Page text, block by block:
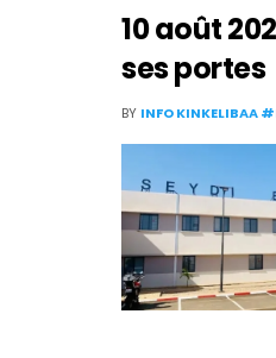
10 août
ses portes
BY INFO KINKELIBAA